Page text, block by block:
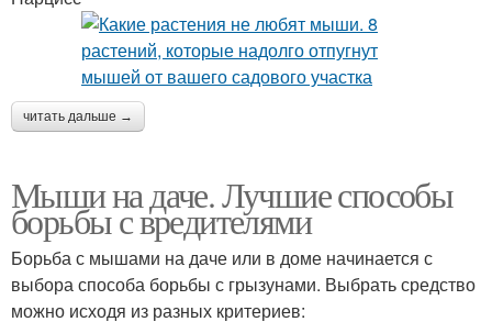
читать дальше →
Мыши на даче. Лучшие способы
борьбы с вредителями
Борьба с мышами на даче или в доме начинается с
выбора способа борьбы с грызунами. Выбрать средство
можно исходя из разных критериев: